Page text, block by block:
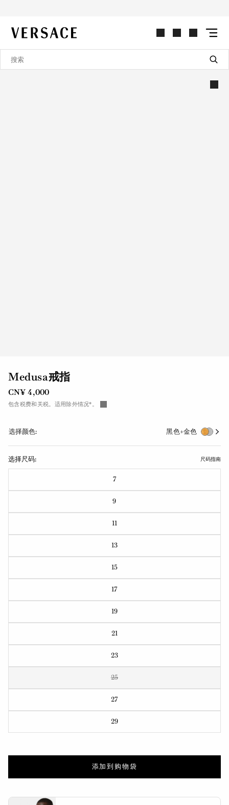
VERSACE | 主页
Medusa戒指
CN¥ 4,000
包含税费和关税。适用除外情况*。
选择颜色: 黑色+金色
选择尺码: 尺码指南
7
9
11
13
15
17
19
21
23
25
27
29
添加到购物袋